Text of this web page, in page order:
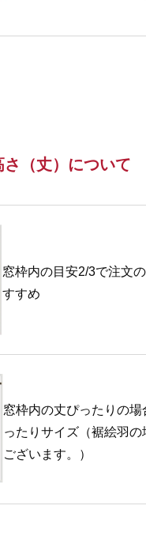
（丈）について
窓枠内の目安2/3で注文
すすめ
窓枠内の丈ぴったりの
ったりサイズ（裾絵羽
ございます。）